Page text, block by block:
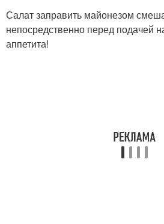
Салат заправить майонезом
непосредственно перед подачей
аппетита!